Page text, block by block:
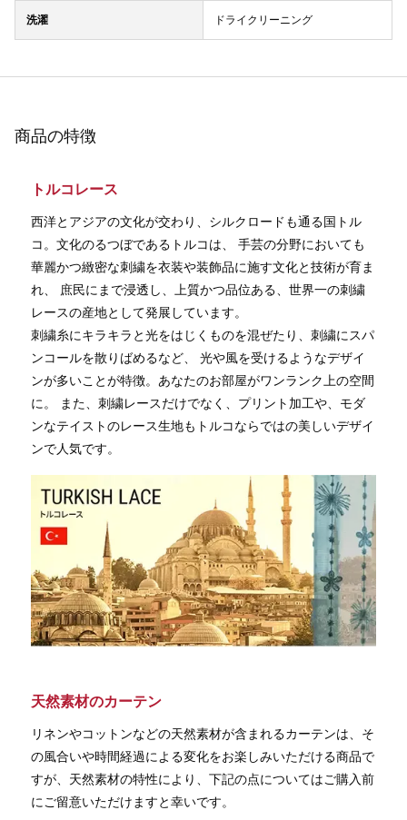
洗濯 ドライクリーニング
商品の特徴
トルコレース
西洋とアジアの文化が交わり、シルクロードも通る国トル
コ。文化のるつぼであるトルコは、 手芸の分野においても
華麗かつ緻密な刺繍を衣装や装飾品に施す文化と技術が育ま
れ、 庶民にまで浸透し、上質かつ品位ある、世界一の刺繍
レースの産地として発展しています。
刺繍糸にキラキラと光をはじくものを混ぜたり、刺繍にスパ
ンコールを散りばめるなど、 光や風を受けるようなデザイ
ンが多いことが特徴。あなたのお部屋がワンランク上の空間
に。 また、刺繍レースだけでなく、プリント加工や、モダ
ンなテイストのレース生地もトルコならではの美しいデザイ
ンで人気です。
天然素材のカーテン
リネンやコットンなどの天然素材が含まれるカーテンは、そ
の風合いや時間経過による変化をお楽しみいただける商品で
すが、天然素材の特性により、下記の点についてはご購入前
にご留意いただけますと幸いです。